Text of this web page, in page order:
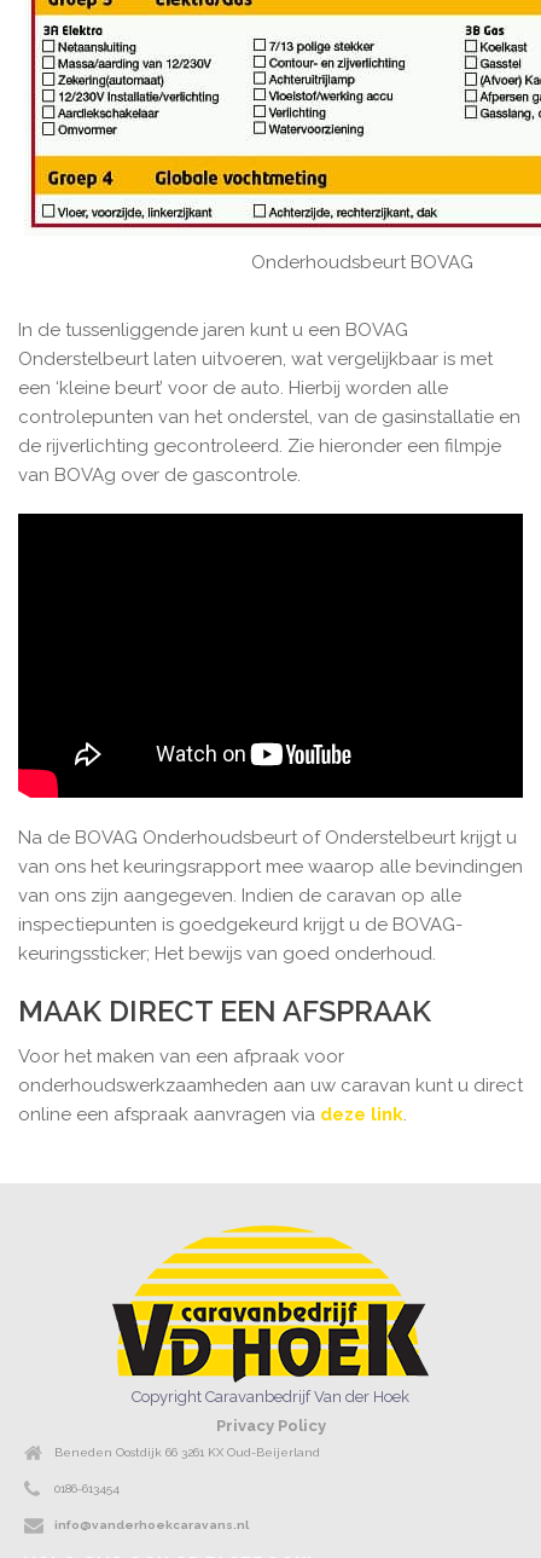
Onderhoudsbeurt BOVAG
In de tussenliggende jaren kunt u een BOVAG
Onderstelbeurt laten uitvoeren, wat vergelijkbaar is met
een ‘kleine beurt’ voor de auto. Hierbij worden alle
controlepunten van het onderstel, van de gasinstallatie en
de rijverlichting gecontroleerd. Zie hieronder een filmpje
van BOVAg over de gascontrole.
Na de BOVAG Onderhoudsbeurt of Onderstelbeurt krijgt u
van ons het keuringsrapport mee waarop alle bevindingen
van ons zijn aangegeven. Indien de caravan op alle
inspectiepunten is goedgekeurd krijgt u de BOVAG-
keuringssticker; Het bewijs van goed onderhoud.
MAAK DIRECT EEN AFSPRAAK
Voor het maken van een afpraak voor
onderhoudswerkzaamheden aan uw caravan kunt u direct
online een afspraak aanvragen via deze link.
Copyright Caravanbedrijf Van der Hoek
Privacy Policy
Beneden Oostdijk 66 3261 KX Oud-Beijerland
0186-613454
info@vanderhoekcaravans.nl